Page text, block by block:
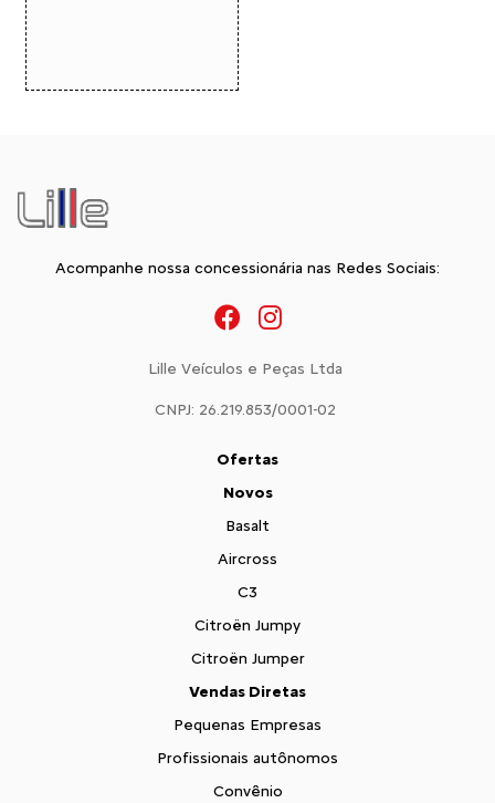
Acompanhe nossa concessionária nas Redes Sociais:
Lille Veículos e Peças Ltda
CNPJ: 26.219.853/0001-02
Ofertas
Novos
Basalt
Aircross
C3
Citroën Jumpy
Citroën Jumper
Vendas Diretas
Pequenas Empresas
Profissionais autônomos
Convênio